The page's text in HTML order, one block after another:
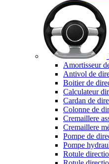
Amortisseur
Antivol de
Boitier de
Calculateur
Cardan de
Colonne de
Cremaillere
Cremaillere
Pompe de
Pompe
Rotule